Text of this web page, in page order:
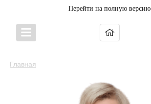
Перейти на полную версию
Главная